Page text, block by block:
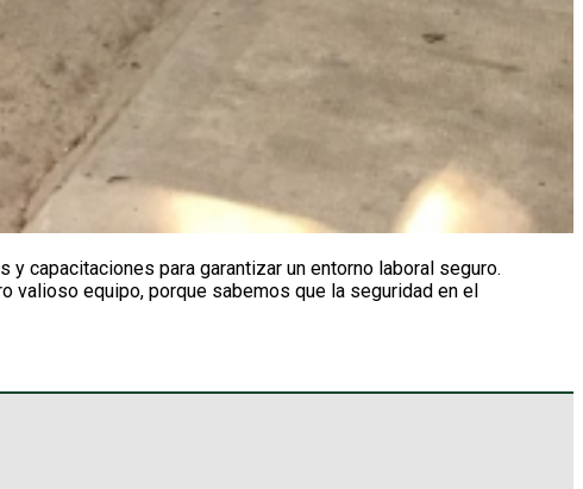
capacitaciones para garantizar un entorno laboral seguro.
valioso equipo, porque sabemos que la seguridad en el